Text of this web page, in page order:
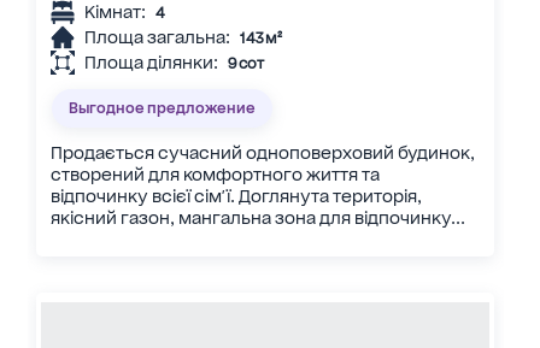
Кімнат: 4
Площа загальна: 143 м²
Площа ділянки: 9 сот
Выгодное предложение
Продається сучасний одноповерховий будинок,
створений для комфортного життя та
відпочинку всієї сім'ї. Доглянута територія,
якісний газон, мангальна зона для відпочинку...